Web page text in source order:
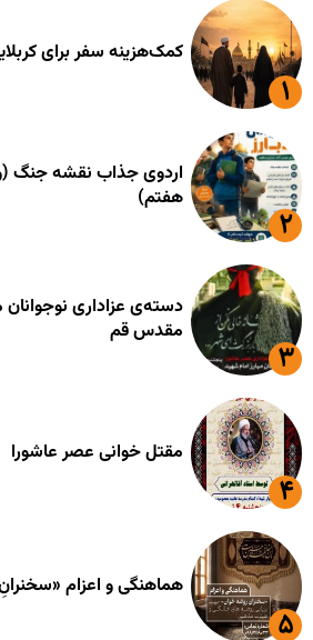
کمک‌هزینه سفر برای
اردوی جذاب نقشه جنگ
هفتم)
دسته‌ی عزاداری
مقدس قم
مقتل خوانی عصر عاشورا
هماهنگی و اعزام